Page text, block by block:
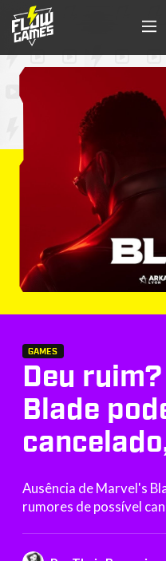
GAMES
Deu
Blade
Ausência de Marvel's
rumores de possível